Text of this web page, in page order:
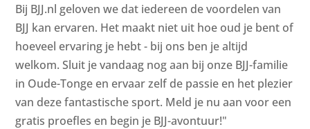
Bij BJJ.nl geloven we dat iedereen de voordelen van
BJJ kan ervaren. Het maakt niet uit hoe oud je bent of
hoeveel ervaring je hebt - bij ons ben je altijd
welkom. Sluit je vandaag nog aan bij onze BJJ-familie
in Oude-Tonge en ervaar zelf de passie en het plezier
van deze fantastische sport. Meld je nu aan voor een
gratis proefles en begin je BJJ-avontuur!"